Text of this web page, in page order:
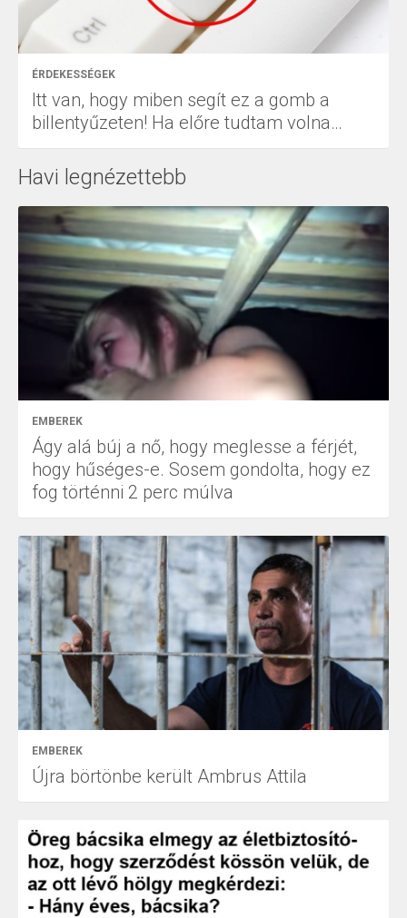
ÉRDEKESSÉGEK
Itt van, hogy miben segít ez a gomb a
billentyűzeten! Ha előre tudtam volna…
Havi legnézettebb
EMBEREK
Ágy alá búj a nő, hogy meglesse a férjét,
hogy hűséges-e. Sosem gondolta, hogy ez
fog történni 2 perc múlva
EMBEREK
Újra börtönbe került Ambrus Attila